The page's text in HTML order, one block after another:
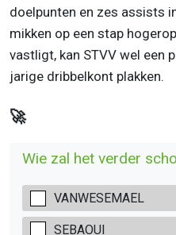
doelpunten en zes assists
mikken op een stap
vastligt, kan STVV wel een
jarige dribbelkont plakken.
🚀
Wie zal het verder
VANWESEMAEL
SEBAOUI